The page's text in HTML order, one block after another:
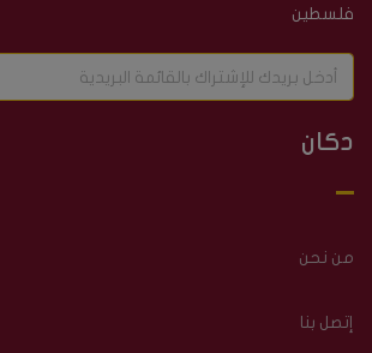
فلسطين
دكان
من نحن
إتصل بنا